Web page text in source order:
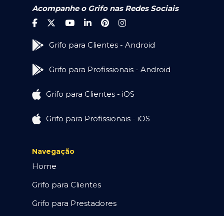
Acompanhe o Grifo nas Redes Sociais
Grifo para Clientes - Android
Grifo para Profissionais - Android
Grifo para Clientes - iOS
Grifo para Profissionais - iOS
Navegação
Home
Grifo para Clientes
Grifo para Prestadores